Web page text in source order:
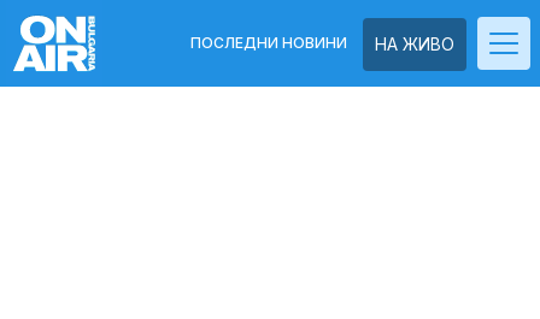
НА ЖИВО
ПОСЛЕДНИ НОВИНИ